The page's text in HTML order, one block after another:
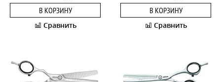
В КОРЗИНУ
Сравнить
В КОРЗИНУ
Сравнить